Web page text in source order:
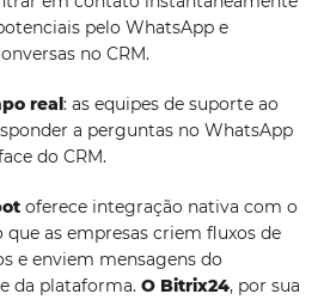
pelo WhatsApp e
no CRM.
real: as equipes de suporte ao
a perguntas no WhatsApp
do CRM.
oferece integração nativa com o
as empresas criem fluxos de
e enviem mensagens do
da plataforma. O Bitrix24, por sua